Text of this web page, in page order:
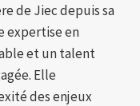
de Jiec depuis sa
expertise en
et un talent
Elle
des enjeux